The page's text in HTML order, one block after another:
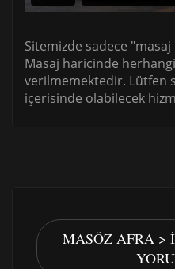
Sitemizde sadece
Masaj haricinde
verilmemektedir. Lütfen
içerisinde olabilecek
MASÖZ AFRA >